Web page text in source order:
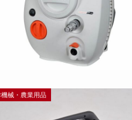
機械・農業用品